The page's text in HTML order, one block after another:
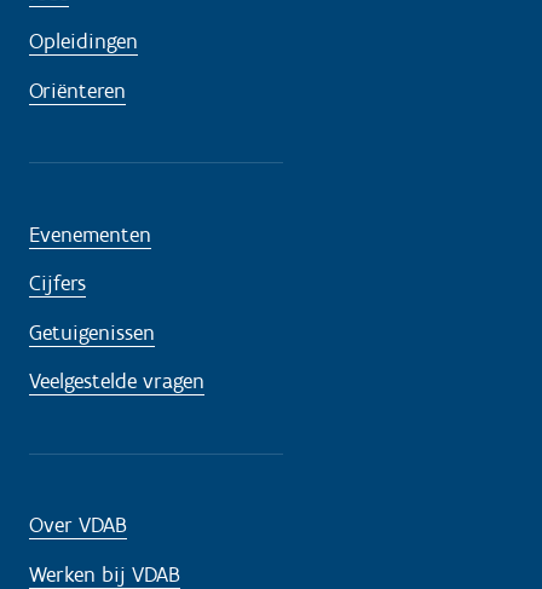
Opleidingen
Oriënteren
Evenementen
Cijfers
Getuigenissen
Veelgestelde vragen
Over VDAB
Werken bij VDAB